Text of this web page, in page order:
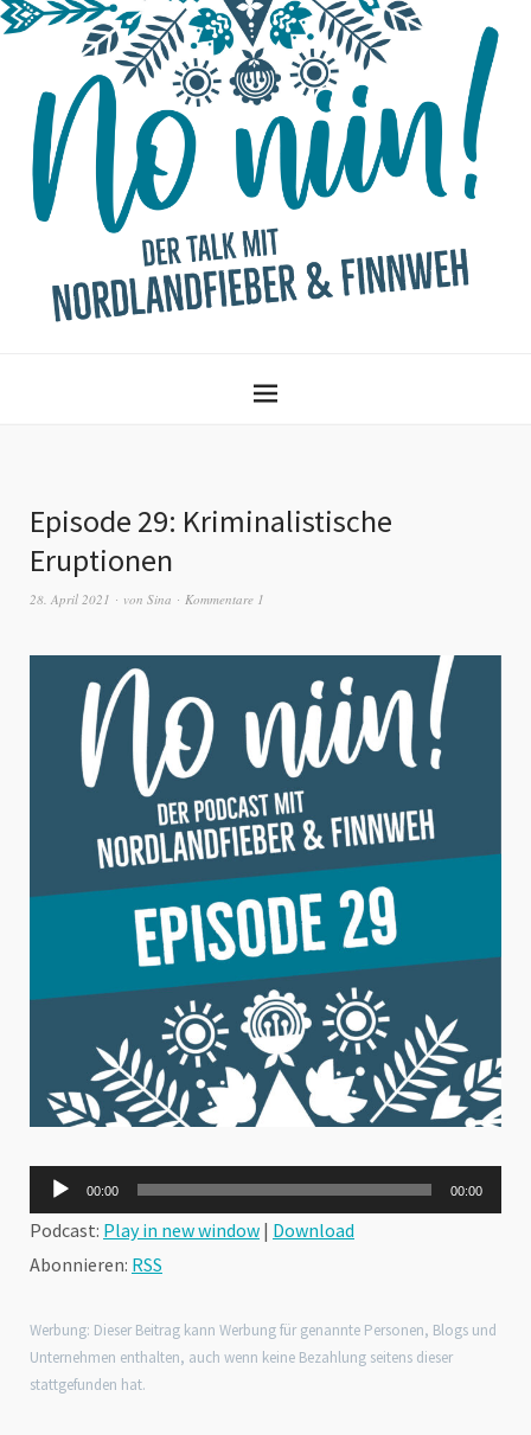
Episode 29: Kriminalistische
Eruptionen
28. April 2021 von Sina Kommentare 1
Audio-
Player
00:00 00:00
Podcast: Play in new window | Download
Abonnieren: RSS
Werbung: Dieser Beitrag kann Werbung für genannte Personen, Blogs und
Unternehmen enthalten, auch wenn keine Bezahlung seitens dieser
stattgefunden hat.